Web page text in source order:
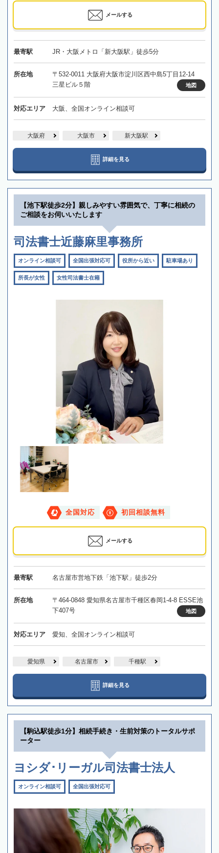
メールする
最寄駅 JR・大阪メトロ「新大阪駅」徒歩5分
所在地
〒532-0011 大阪府大阪市淀川区西中島5丁目12-14
三星ビル５階
地図
対応エリア 大阪、全国オンライン相談可
大阪府 大阪市 新大阪駅
詳細を見る
【池下駅徒歩2分】親しみやすい雰囲気で、丁寧に相続の
ご相談をお伺いいたします
司法書士近藤麻里事務所
オンライン相談可 全国出張対応可 役所から近い 駐車場あり
所長が女性 女性司法書士在籍
全国対応 初回相談無料
メールする
最寄駅 名古屋市営地下鉄「池下駅」徒歩2分
所在地
〒464-0848 愛知県名古屋市千種区春岡1-4-8 ESSE池
下407号
地図
対応エリア 愛知、全国オンライン相談可
愛知県 名古屋市 千種駅
詳細を見る
【駒込駅徒歩1分】相続手続き・生前対策のトータルサポ
ーター
ヨシダ･リーガル司法書士法人
オンライン相談可 全国出張対応可